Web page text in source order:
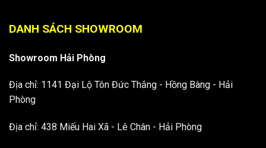
DANH SÁCH SHOWROOM
Showroom Hải Phòng
Địa chỉ: 1141 Đại Lộ Tôn Đức Thắng - Hồng Bàng - Hải
Phòng
Địa chỉ: 438 Miếu Hai Xã - Lê Chân - Hải Phòng